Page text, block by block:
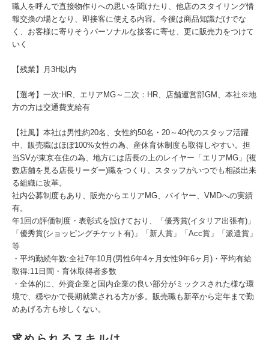
職人を呼んで直接物作りへの思いを聞けたり、他店のスタイリング情
報交換の場となり、即接客に使える内容。今後は商品知識だけでな
く、お客様に寄りそうパーソナルな接客に寄せ、更に販売力をつけて
いく
【残業】月3H以内
【選考】一次:HR、エリアMG～二次：HR、店舗運営部GM、本社※地
方の方は交通費支給有
【社風】本社は男性約20名、女性約50名・20～40代のスタッフ活躍
中、販売職はほぼ100%女性の為、産休育休制度も取得しやすい。担
当SVが東京在住の為、地方には店長の上のレイヤー「エリアMG」(複
数店舗を見る店長リーダー)職をつくり、スタッフがいつでも相談出来
る組織に改革。
社内公募制度もあり、販売からエリアMG、バイヤー、VMDへの実績
有。
年1回の評価制度・表彰式を設けており、「優秀賞(イタリア出張有)」
「優秀賞(ショッピングチケット有)」「新人賞」「Acc賞」「派遣賞」
等
・平均勤続年数:全社7年10月(男性6年4ヶ月女性9年6ヶ月)・平均有給
取得:11日間・育休取得者多数
・全体的に、外資企業と国内企業の良い部分がミックスされた様な環
境で、穏やかで長期就業される方が多。販売職も新卒から定年まで勤
めあげる方も珍しくない。